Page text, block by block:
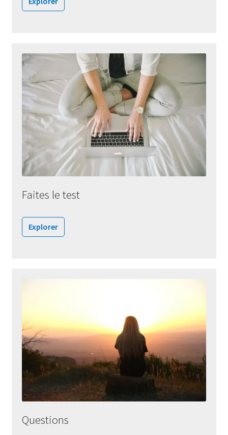
Faites le test
Explorer
Questions